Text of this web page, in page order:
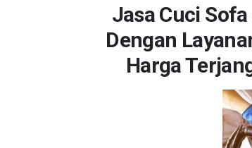
Jasa Cuci
Dengan
Harga